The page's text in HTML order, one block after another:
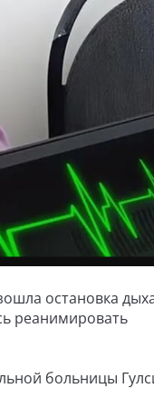
остановка
реанимировать
больницы